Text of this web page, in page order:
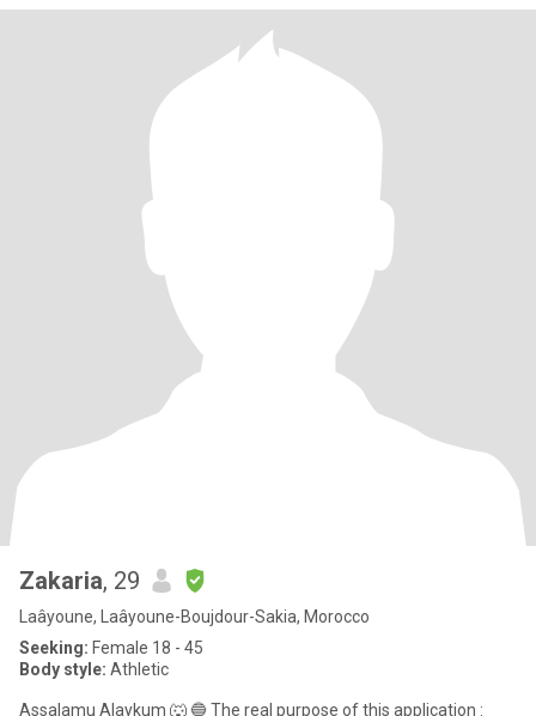
Zakaria, 29
Laâyoune, Laâyoune-Boujdour-Sakia, Morocco
Seeking: Female 18 - 45
Body style: Athletic
Assalamu Alaykum 🐺 🔵 The real purpose of this application :